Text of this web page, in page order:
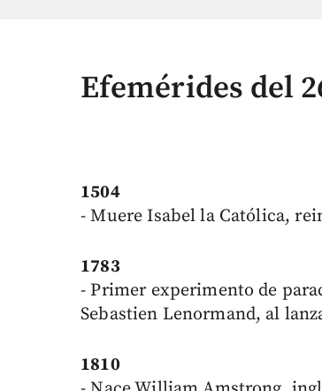
Efemérides del
1504
- Muere Isabel la Católica,
1783
- Primer experimento de
Sebastien Lenormand, al
1810